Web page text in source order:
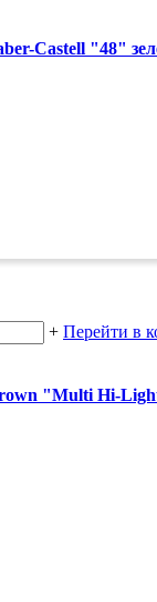
Castell "48"
+ Перейти в
"Multi Hi-